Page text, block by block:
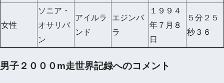
女性
ソニア・
オサリバ
ン
アイルラ
ンド
エジンバ
ラ
１９９４
年７月８
日
５分２５
秒３６
男子２０００m走世界記録へのコメント